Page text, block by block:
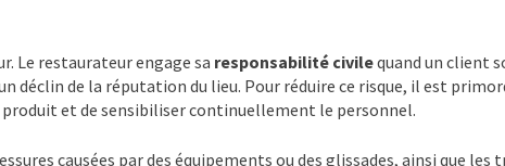
Le restaurateur engage sa responsabilité civilequand un client
déclin de la réputation du lieu. Pour réduire ce risque, il est
et de sensibiliser continuellement le personnel.
causées par des équipements ou des glissades, ainsi que les